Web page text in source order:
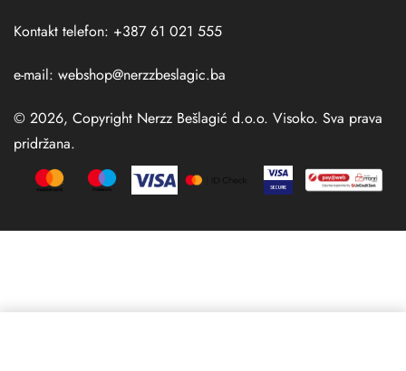
Kontakt telefon: +387 61 021 555
e-mail: webshop@nerzzbeslagic.ba
© 2026, Copyright Nerzz Bešlagić d.o.o. Visoko. Sva prava
pridržana.